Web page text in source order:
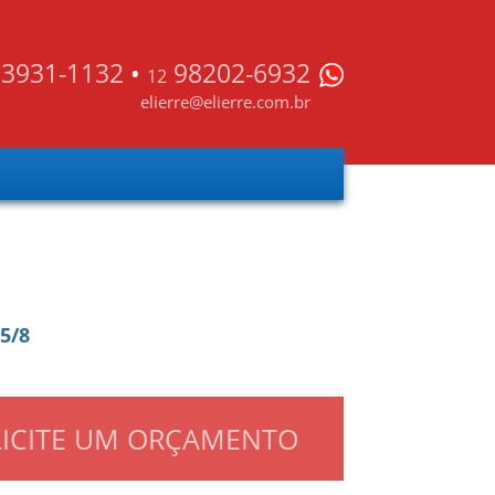
3931-1132 • 12 98202-6932
elierre@elierre.com.br
8
UM ORÇAMENTO